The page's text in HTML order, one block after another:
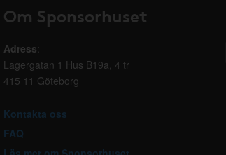
Om Sponsorhuset
Adress:
Lagergatan 1 Hus B19a, 4 tr
415 11 Göteborg
Kontakta oss
FAQ